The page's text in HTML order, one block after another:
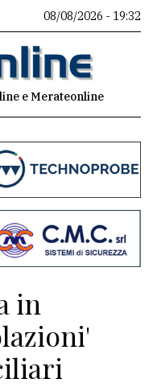
08/08/2026 - 19:32
e Merateonline
in